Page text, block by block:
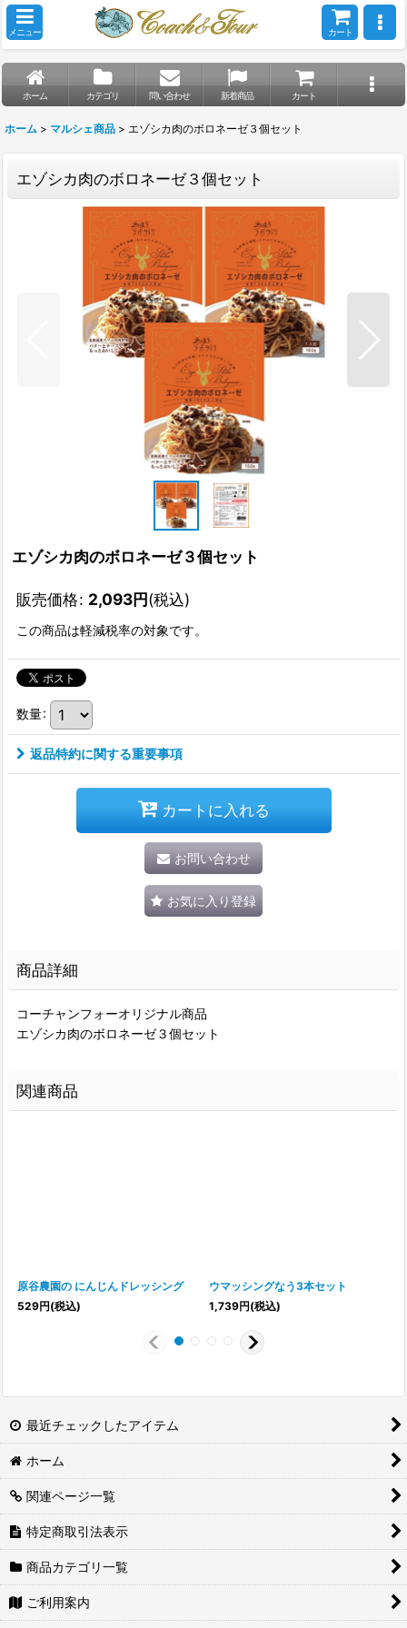
メニュー カート
ホーム カテゴリ 問い合わせ 新着商品 カート
ホーム > マルシェ商品 > エゾシカ肉のボロネーゼ３個セット
エゾシカ肉のボロネーゼ３個セット
エゾシカ肉のボロネーゼ３個セット
販売価格: 2,093円(税込)
この商品は軽減税率の対象です。
数量:
返品特約に関する重要事項
カートに入れる
お問い合わせ
お気に入り登録
商品詳細
コーチャンフォーオリジナル商品
エゾシカ肉のボロネーゼ３個セット
関連商品
原谷農園の にんじんドレッシング
529円(税込)
ウマッシングなう3本セット
1,739円(税込)
最近チェックしたアイテム
ホーム
関連ページ一覧
特定商取引法表示
商品カテゴリ一覧
ご利用案内